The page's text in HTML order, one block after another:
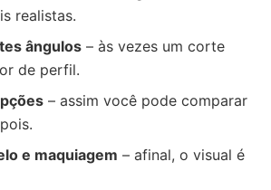
realistas.
ângulos – às vezes um corte
de perfil.
– assim você pode comparar
e maquiagem – afinal, o visual é